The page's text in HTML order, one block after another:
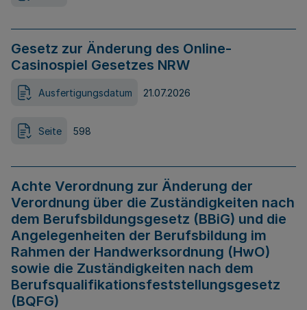
Gesetz zur Änderung des Online-
Casinospiel Gesetzes NRW
Ausfertigungsdatum 21.07.2026
Seite 598
Achte Verordnung zur Änderung der
Verordnung über die Zuständigkeiten nach
dem Berufsbildungsgesetz (BBiG) und die
Angelegenheiten der Berufsbildung im
Rahmen der Handwerksordnung (HwO)
sowie die Zuständigkeiten nach dem
Berufsqualifikationsfeststellungsgesetz
(BQFG)